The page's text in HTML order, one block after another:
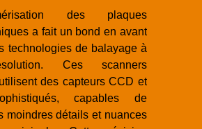
des plaques
a fait un bond en avant
technologies de balayage à
Ces scanners
des capteurs CCD et
capables de
moindres détails et nuances